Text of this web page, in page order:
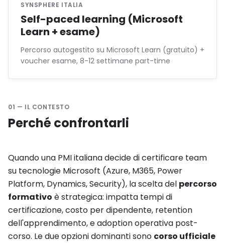
SYNSPHERE ITALIA
Self-paced learning (Microsoft
Learn + esame)
Percorso autogestito su Microsoft Learn (gratuito) +
voucher esame, 8-12 settimane part-time
01 — IL CONTESTO
Perché confrontarli
Quando una PMI italiana decide di certificare team
su tecnologie Microsoft (Azure, M365, Power
Platform, Dynamics, Security), la scelta del percorso
formativo è strategica: impatta tempi di
certificazione, costo per dipendente, retention
dell'apprendimento, e adoption operativa post-
corso. Le due opzioni dominanti sono corso ufficiale